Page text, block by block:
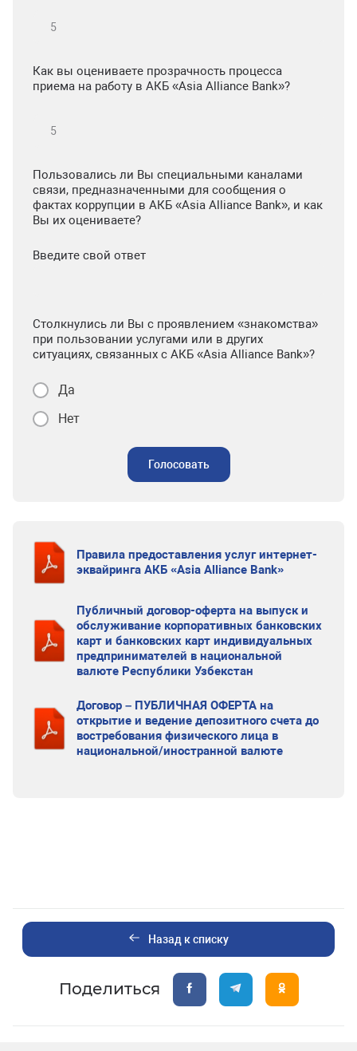
Как вы оцениваете прозрачность процесса
приема на работу в АКБ «Asia Alliance Bank»?
Пользовались ли Вы специальными каналами
связи, предназначенными для сообщения о
фактах коррупции в АКБ «Asia Alliance Bank», и как
Вы их оцениваете?
Введите свой ответ
Столкнулись ли Вы с проявлением «знакомства»
при пользовании услугами или в других
ситуациях, связанных с АКБ «Asia Alliance Bank»?
Да
Нет
Голосовать
Правила предоставления услуг интернет-
эквайринга АКБ «Asia Alliance Bank»
Публичный договор-оферта на выпуск и
обслуживание корпоративных банковских
карт и банковских карт индивидуальных
предпринимателей в национальной
валюте Республики Узбекстан
Договор – ПУБЛИЧНАЯ ОФЕРТА на
открытие и ведение депозитного счета до
востребования физического лица в
национальной/иностранной валюте
Назад к списку
Поделиться